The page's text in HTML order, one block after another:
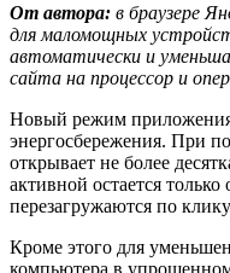
От автора: в браузере
для маломощных
автоматически и
сайта на процессор и
Новый режим
энергосбережения. При
открывает не более
активной остается
перезагружаются по
Кроме этого для
компьютера в